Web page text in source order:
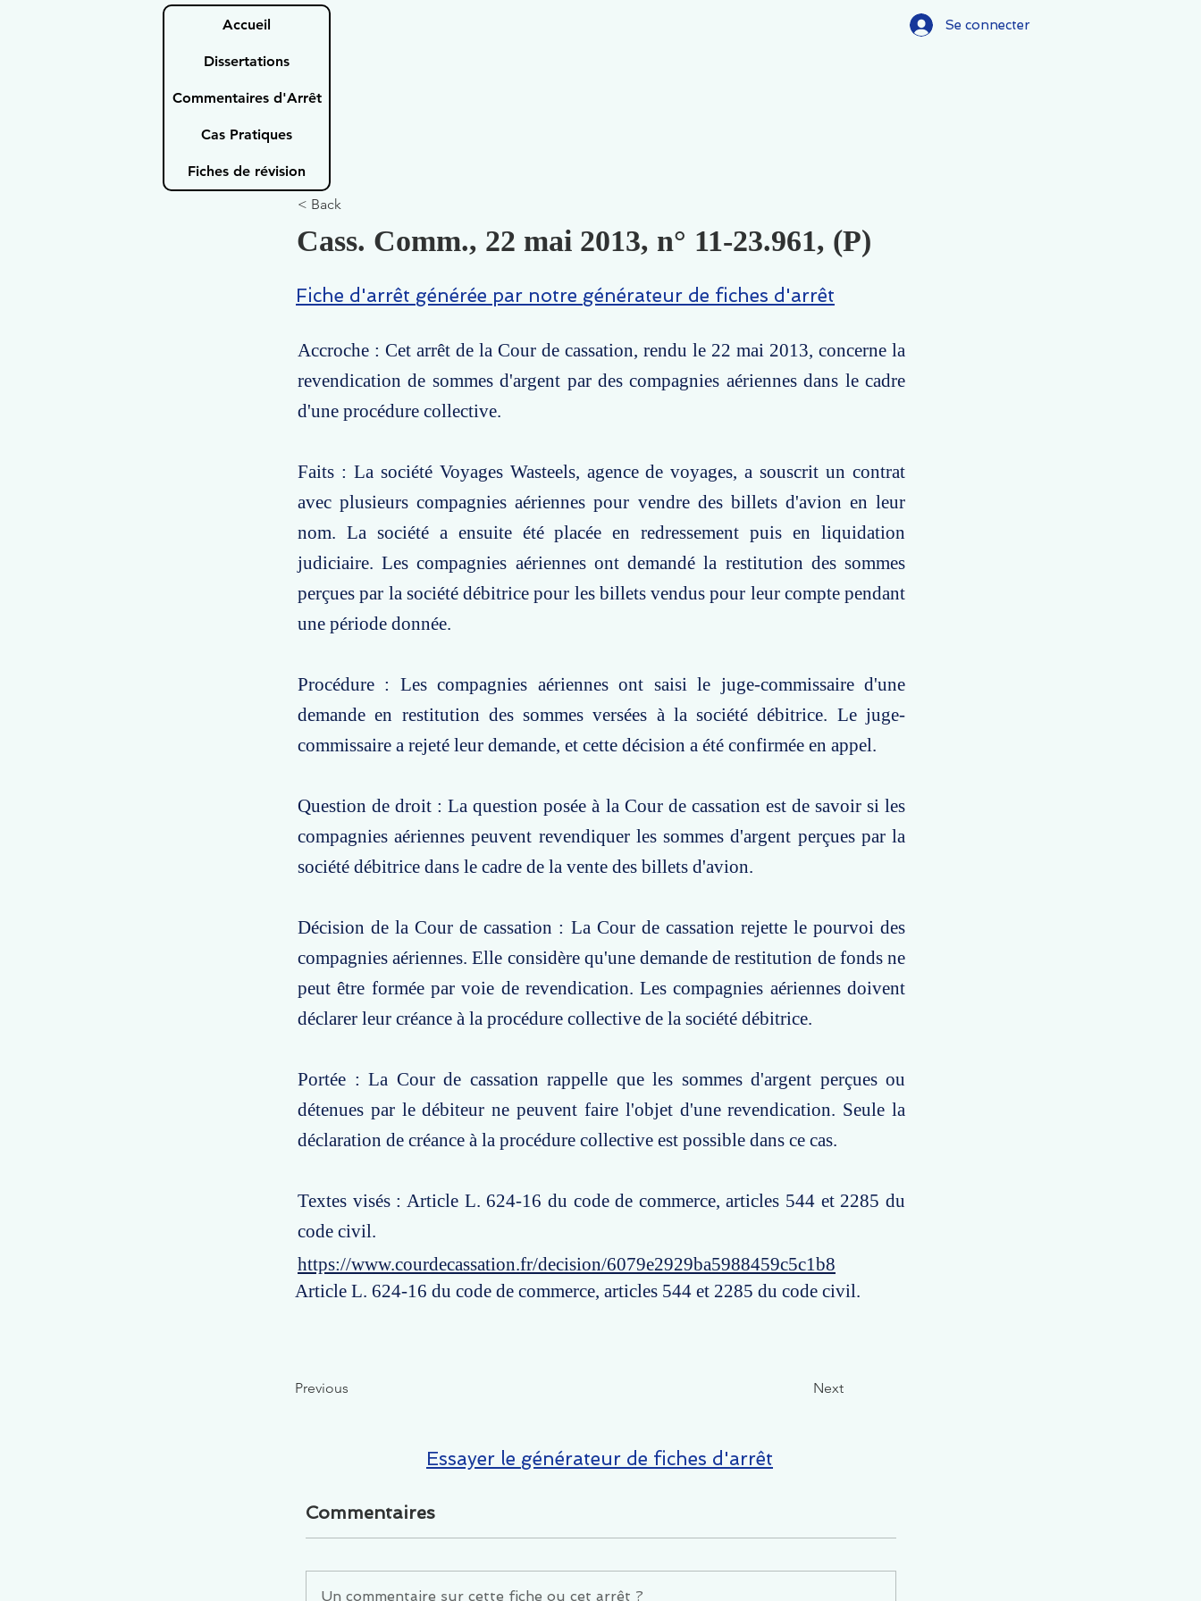
Accueil
Dissertations
Commentaires d'Arrêt
Cas Pratiques
Fiches de révision
Se connecter
< Back
Cass. Comm., 22 mai 2013, n° 11-23.961, (P)
Fiche d'arrêt générée par notre générateur de fiches d'arrêt
Accroche : Cet arrêt de la Cour de cassation, rendu le 22 mai 2013, concerne la
revendication de sommes d'argent par des compagnies aériennes dans le cadre
d'une procédure collective.
Faits : La société Voyages Wasteels, agence de voyages, a souscrit un contrat
avec plusieurs compagnies aériennes pour vendre des billets d'avion en leur
nom. La société a ensuite été placée en redressement puis en liquidation
judiciaire. Les compagnies aériennes ont demandé la restitution des sommes
perçues par la société débitrice pour les billets vendus pour leur compte pendant
une période donnée.
Procédure : Les compagnies aériennes ont saisi le juge-commissaire d'une
demande en restitution des sommes versées à la société débitrice. Le juge-
commissaire a rejeté leur demande, et cette décision a été confirmée en appel.
Question de droit : La question posée à la Cour de cassation est de savoir si les
compagnies aériennes peuvent revendiquer les sommes d'argent perçues par la
société débitrice dans le cadre de la vente des billets d'avion.
Décision de la Cour de cassation : La Cour de cassation rejette le pourvoi des
compagnies aériennes. Elle considère qu'une demande de restitution de fonds ne
peut être formée par voie de revendication. Les compagnies aériennes doivent
déclarer leur créance à la procédure collective de la société débitrice.
Portée : La Cour de cassation rappelle que les sommes d'argent perçues ou
détenues par le débiteur ne peuvent faire l'objet d'une revendication. Seule la
déclaration de créance à la procédure collective est possible dans ce cas.
Textes visés : Article L. 624-16 du code de commerce, articles 544 et 2285 du
code civil.
https://www.courdecassation.fr/decision/6079e2929ba5988459c5c1b8
Article L. 624-16 du code de commerce, articles 544 et 2285 du code civil.
Previous Next
Essayer le générateur de fiches d'arrêt
Commentaires
Un commentaire sur cette fiche ou cet arrêt ?